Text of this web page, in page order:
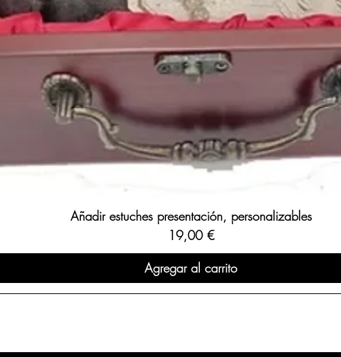
Añadir estuches presentación, personalizables
Precio
19,00 €
Agregar al carrito